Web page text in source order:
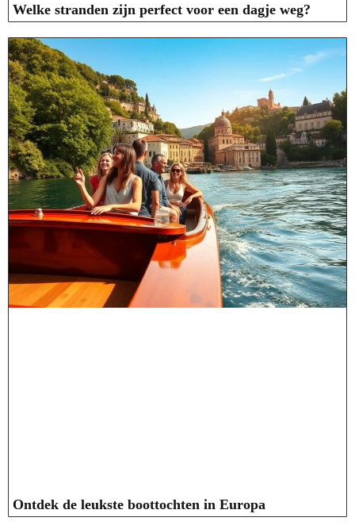
Welke stranden zijn perfect voor een dagje weg?
Ontdek de leukste boottochten in Europa